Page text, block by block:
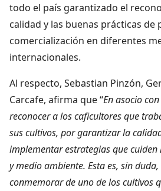
todo el país garantizado el
calidad y las buenas prácticas de
comercialización en diferentes
internacionales.
Al respecto, Sebastian Pinzón,
Carcafe, afirma que “En asocio
reconocer a los caficultores que
sus cultivos, por garantizar la
implementar estrategias que cuiden
y medio ambiente. Esta es, sin
conmemorar de uno de los cultivos